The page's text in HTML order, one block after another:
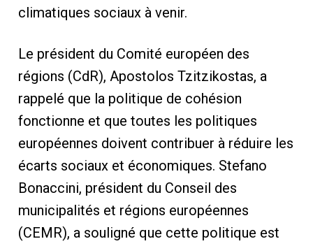
climatiques sociaux à venir.
Le président du Comité européen des
régions (CdR), Apostolos Tzitzikostas, a
rappelé que la politique de cohésion
fonctionne et que toutes les politiques
européennes doivent contribuer à réduire les
écarts sociaux et économiques. Stefano
Bonaccini, président du Conseil des
municipalités et régions européennes
(CEMR), a souligné que cette politique est